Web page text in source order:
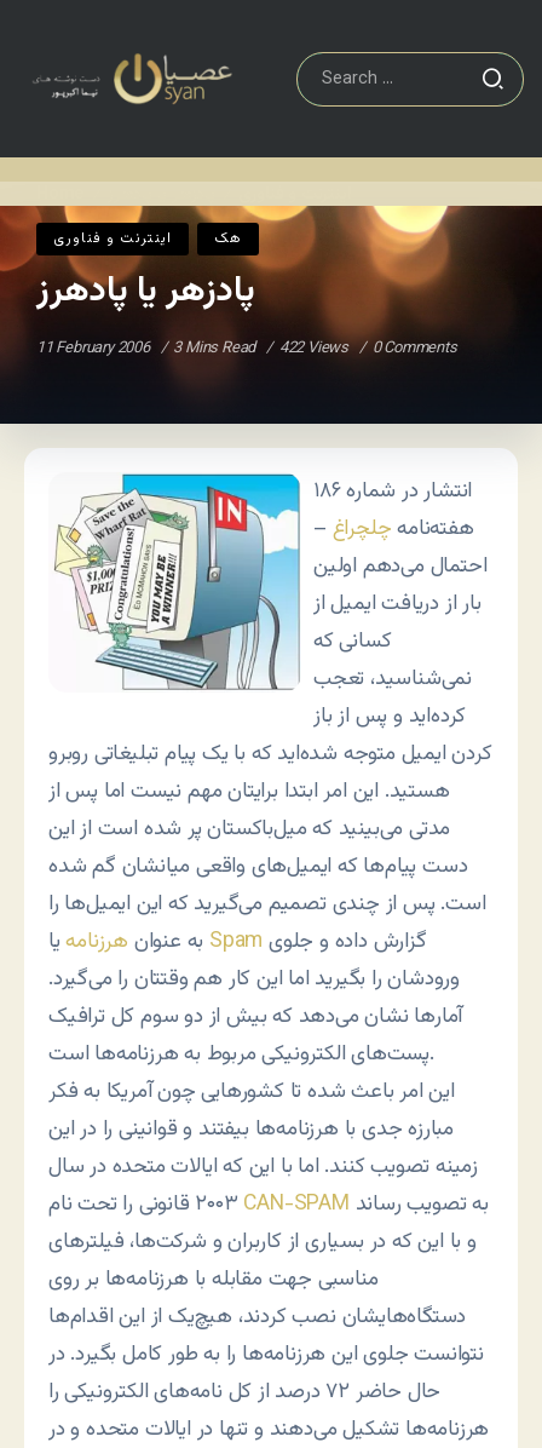
اينترنت و فناوری هک
پادزهر یا پادهرز
11 February 2006 3 Mins Read 422 Views 0 Comments
انتشار در شماره ۱۸۶
هفته‌نامهچلچراغ –
احتمال می‌دهم اولین
بار از دریافت ایمیل از
کسانی که
نمی‌شناسید، تعجب
کرده‌اید و پس از باز
کردن ایمیل متوجه شده‌اید که با یک پیام تبلیغاتی روبرو
هستید. این امر ابتدا برایتان مهم نیست اما پس از
مدتی می‌بینید که میل‌باکستان پر شده است از این
دست پیام‌ها که ایمیل‌های واقعی میانشان گم شده
است. پس از چندی تصمیم می‌گیرید که این ایمیل‌ها را
به عنوان هرزنامه Spam گزارش داده و جلوی
ورودشان را بگیرید اما این کار هم وقتتان را می‌گیرد.
آمارها نشان می‌دهد که بیش از دو سوم کل ترافیک
پست‌های الکترونیکی مربوط به هرزنامه‌ها است.
این امر باعث شده تا کشورهایی چون آمریکا به فکر
مبارزه جدی با هرزنامه‌ها بیفتند و قوانینی را در این
زمینه تصویب کنند. اما با این که ایالات متحده در سال
۲۰۰۳ قانونی را تحت نام CAN-SPAM
و با این که در بسیاری از کاربران و شرکت‌ها، فیلترهای
مناسبی جهت مقابله با هرزنامه‌ها بر روی
دستگاه‌هایشان نصب کردند، هیچ‌یک از این اقدام‌ها
نتوانست جلوی این هرزنامه‌ها را به طور کامل بگیرد. در
حال حاضر ۷۲ درصد از کل نامه‌های الکترونیکی را
هرزنامه‌ها تشکیل می‌دهند و تنها در ایالات متحده و در